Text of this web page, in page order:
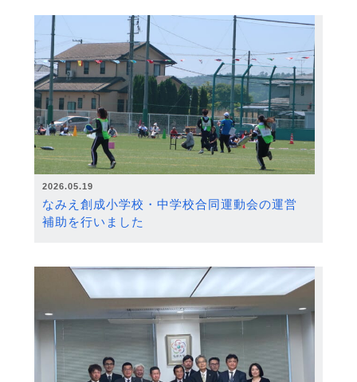
2026.05.19
なみえ創成小学校・中学校合同運動会の運営
補助を行いました